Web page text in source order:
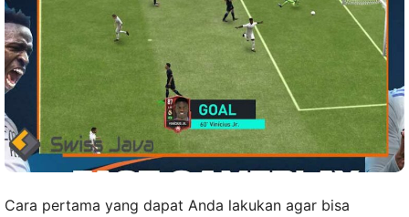
Cara pertama yang dapat Anda lakukan agar bisa